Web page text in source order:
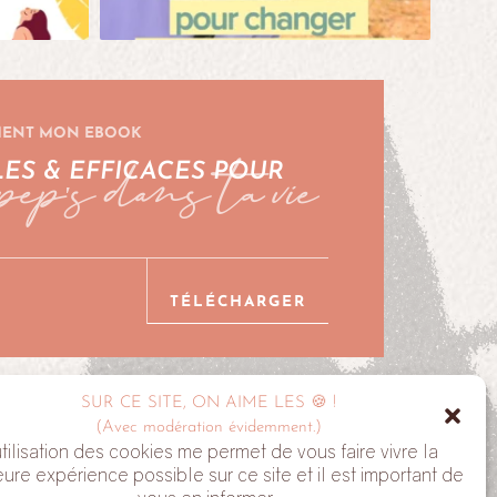
SUR CE SITE, ON AIME LES 🍪 !
(Avec modération évidemment.)
des cookies me permet de vous faire vivre la
expérience possible sur ce site et il est important de
MON EBOOK
& EFFICACES POUR
dans ta vie
TÉLÉCHARGER